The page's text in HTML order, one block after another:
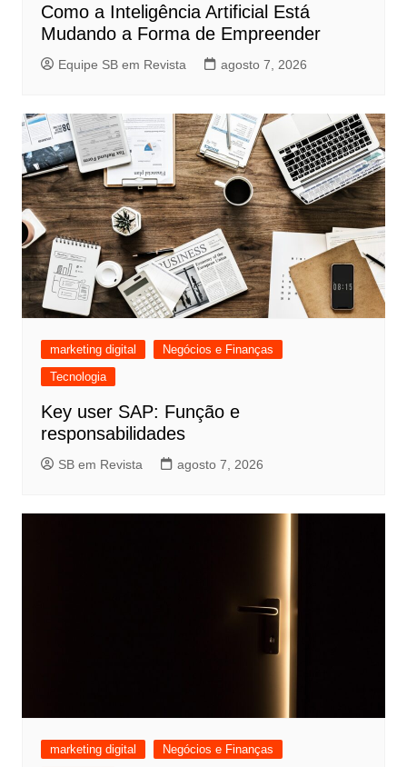
Como a Inteligência Artificial Está
Mudando a Forma de Empreender
Equipe SB em Revista agosto 7, 2026
marketing digital
Negócios e Finanças
Tecnologia
Key user SAP: Função e
responsabilidades
SB em Revista agosto 7, 2026
marketing digital
Negócios e Finanças